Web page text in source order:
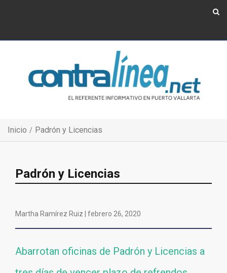
Inicio Padrón y Licencias
Padrón y Licencias
Martha Ramírez Ruiz | febrero 26, 2020
Abarrotan oficinas de Padrón y Licencias a